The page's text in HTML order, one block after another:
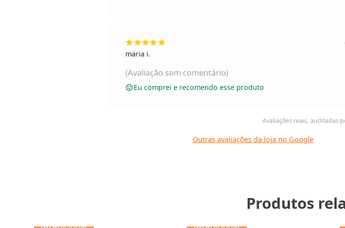
maria i.
(Avaliação sem comentário)
Eu comprei e recomendo esse produto
Avaliações reais, auditadas
Outras avaliações da loja no Google
Produtos